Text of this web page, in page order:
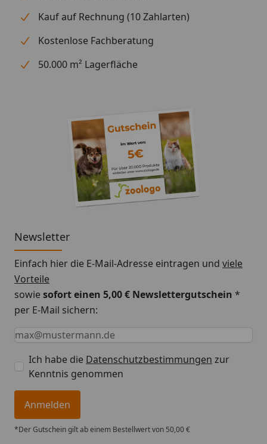
Kauf auf Rechnung (10 Zahlarten)
Kostenlose Fachberatung
50.000 m² Lagerfläche
Newsletter
Einfach hier die E-Mail-Adresse eintragen und viele
Vorteile
sowiesofort einen 5,00 € Newslettergutschein *
per E-Mail sichern:
Keine Eingabe erforderlich
Eingabe erforderlich
E-Mail *
Ich habe die Datenschutzbestimmungen zur
Kenntnis genommen
Anmelden
*Der Gutschein gilt ab einem Bestellwert von 50,00 €